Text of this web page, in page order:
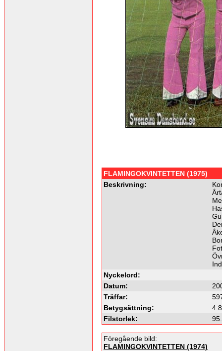
FLAMINGOKVINTETTEN (1975)
Beskrivning:
Nyckelord:
Datum:
Träffar:
Betygsättning:
Filstorlek:
Föregående bild:
FLAMINGOKVINTETTEN (1974)